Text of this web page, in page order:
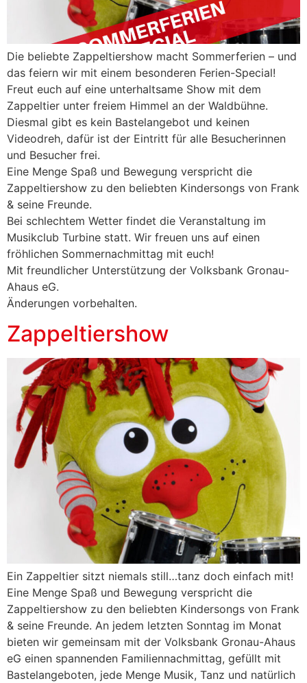
Die beliebte Zappeltiershow macht Sommerferien – und
das feiern wir mit einem besonderen Ferien-Special!
Freut euch auf eine unterhaltsame Show mit dem
Zappeltier unter freiem Himmel an der Waldbühne.
Diesmal gibt es kein Bastelangebot und keinen
Videodreh, dafür ist der Eintritt für alle Besucherinnen
und Besucher frei.
Eine Menge Spaß und Bewegung verspricht die
Zappeltiershow zu den beliebten Kindersongs von Frank
& seine Freunde.
Bei schlechtem Wetter findet die Veranstaltung im
Musikclub Turbine statt. Wir freuen uns auf einen
fröhlichen Sommernachmittag mit euch!
Mit freundlicher Unterstützung der Volksbank Gronau-
Ahaus eG.
Änderungen vorbehalten.
Zappeltiershow
Ein Zappeltier sitzt niemals still…tanz doch einfach mit!
Eine Menge Spaß und Bewegung verspricht die
Zappeltiershow zu den beliebten Kindersongs von Frank
& seine Freunde. An jedem letzten Sonntag im Monat
bieten wir gemeinsam mit der Volksbank Gronau-Ahaus
eG einen spannenden Familiennachmittag, gefüllt mit
Bastelangeboten, jede Menge Musik, Tanz und natürlich